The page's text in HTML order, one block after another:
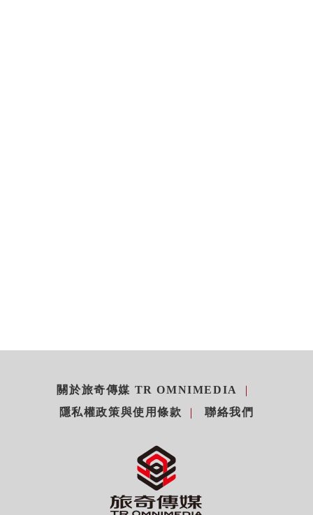
關於旅奇傳媒 TR OMNIMEDIA
隱私權政策與使用條款
聯絡我們